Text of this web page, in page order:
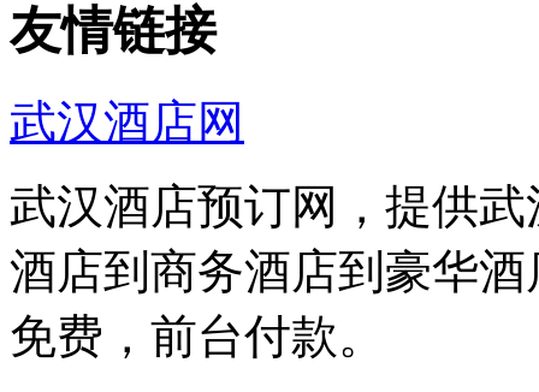
友情链接
武汉酒店网
武汉酒店预订网，提供
酒店到商务酒店到豪华
免费，前台付款。